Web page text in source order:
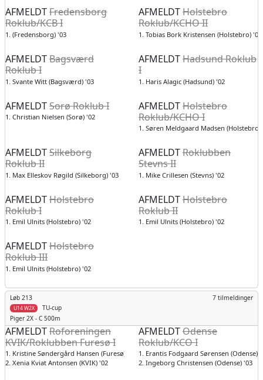
AFMELDTFredensborg
Roklub/KCB I
1. (Fredensborg) '03
AFMELDTHolstebro
Roklub/KCHO II
1. Tobias Bork Kristensen (Holstebro) '03
AFMELDTBagsværd
Roklub I
1. Svante Witt (Bagsværd) '03
AFMELDTHadsund Roklub
I
1. Haris Alagic (Hadsund) '02
AFMELDTSorø Roklub I
1. Christian Nielsen (Sorø) '02
AFMELDTHolstebro
Roklub/KCHO I
1. Søren Meldgaard Madsen (Holstebro)
AFMELDTSilkeborg
Roklub II
1. Max Elleskov Røgild (Silkeborg) '03
AFMELDTRoklubben
Stevns II
1. Mike Crillesen (Stevns) '02
AFMELDTHolstebro
Roklub I
1. Emil Ulnits (Holstebro) '02
AFMELDTHolstebro
Roklub II
1. Emil Ulnits (Holstebro) '02
AFMELDTHolstebro
Roklub III
1. Emil Ulnits (Holstebro) '02
Løb 213
TU-cup
7 tilmeldinger
U14 W2X
Piger 2X - C 500m
AFMELDTRoforeningen
KVIK/Roklubben Furesø I
1. Kristine Søndergård Hansen (Furesø) '02
2. Xenia Kviat Antonsen (KVIK) '02
AFMELDTOdense
Roklub/KCO I
1. Erantis Fodgaard Sørensen (Odense)
2. Ingeborg Christensen (Odense) '03